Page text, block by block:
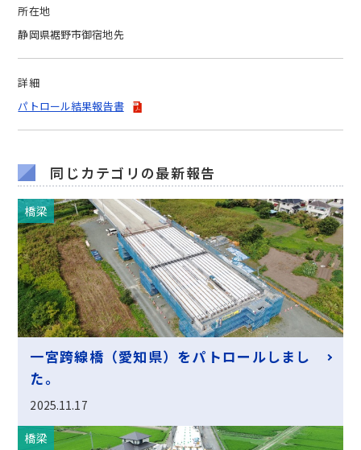
所在地
静岡県裾野市御宿地先
詳細
パトロール結果報告書
同じカテゴリの最新報告
橋梁
一宮跨線橋（愛知県）をパトロールしまし
た。
2025.11.17
橋梁